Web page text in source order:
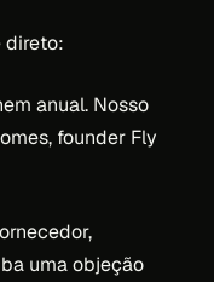
direto:
anual. Nosso
founder Fly
uma objeção